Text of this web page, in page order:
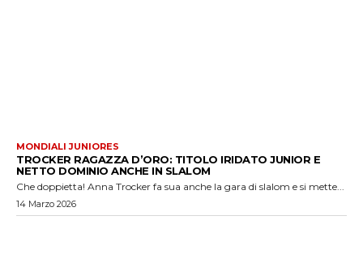
MONDIALI JUNIORES
TROCKER RAGAZZA D’ORO: TITOLO IRIDATO JUNIOR E
NETTO DOMINIO ANCHE IN SLALOM
Che doppietta! Anna Trocker fa sua anche la gara di slalom e si mette...
14 Marzo 2026